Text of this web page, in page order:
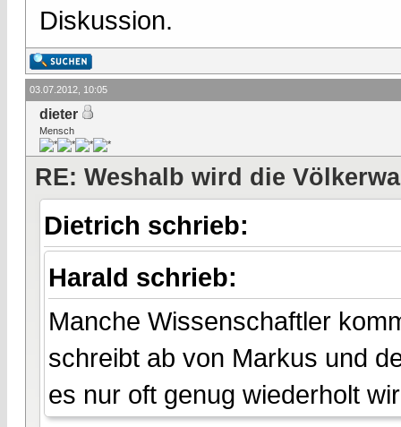
Diskussion.
03.07.2012, 10:05
dieter
Mensch
RE: Weshalb wird die
Dietrich schrieb:
Harald schrieb:
Manche Wissenschaftler
schreibt ab von Markus und
es nur oft genug wiederholt